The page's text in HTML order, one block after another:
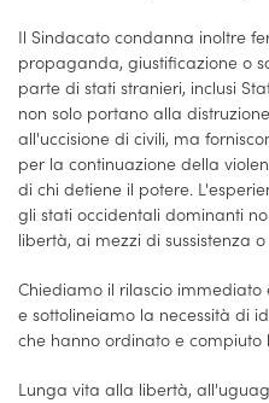
Il Sindacato condanna inoltre
propaganda, giustificazione o
parte di stati stranieri, inclusi
non solo portano alla
all'uccisione di civili, ma
per la continuazione della
di chi detiene il potere.
gli stati occidentali dominanti
libertà, ai mezzi di sussistenza
Chiediamo il rilascio
e sottolineiamo la necessità di
che hanno ordinato e compiuto
Lunga vita alla libertà,